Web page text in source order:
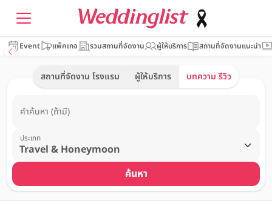
Event แพ็คเกจ รวมสถานที่จัดงาน ผู้ให้บริการ สถานที่จัดงานแนะนำ
สถานที่จัดงาน โรงแรม ผู้ให้บริการ บทความ รีวิว
คำค้นหา (ถ้ามี)
ประเภท
ค้นหา